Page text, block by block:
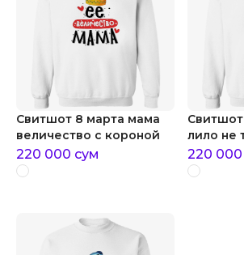
Свитшот 8 марта мама
величество с короной
220 000 сум
лило не
220 000